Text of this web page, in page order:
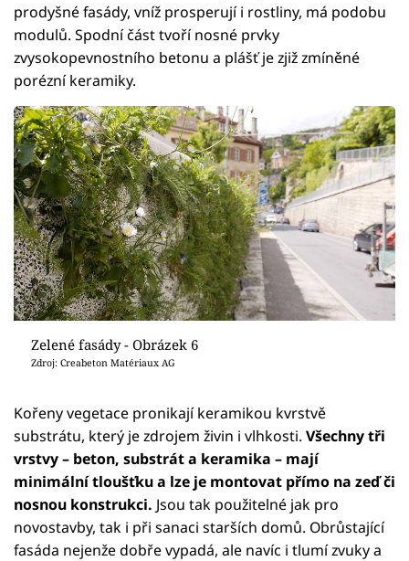
prodyšné fasády, vníž prosperují i rostliny, má podobu
modulů. Spodní část tvoří nosné prvky
zvysokopevnostního betonu a plášť je zjiž zmíněné
porézní keramiky.
Zelené fasády - Obrázek 6
Zdroj: Creabeton Matériaux AG
Kořeny vegetace pronikají keramikou kvrstvě
substrátu, který je zdrojem živin i vlhkosti. Všechny tři
vrstvy – beton, substrát a keramika – mají
minimální tloušťku a lze je montovat přímo na zeď či
nosnou konstrukci. Jsou tak použitelné jak pro
novostavby, tak i při sanaci starších domů. Obrůstající
fasáda nejenže dobře vypadá, ale navíc i tlumí zvuky a